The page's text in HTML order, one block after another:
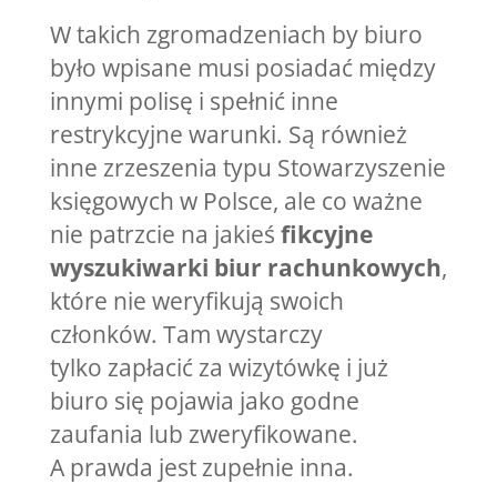
W takich zgromadzeniach by biuro
było wpisane musi posiadać między
innymi polisę i spełnić inne
restrykcyjne warunki. Są również
inne zrzeszenia typu Stowarzyszenie
księgowych w Polsce, ale co ważne
nie patrzcie na jakieś fikcyjne
wyszukiwarki biur rachunkowych,
które nie weryfikują swoich
członków. Tam wystarczy
tylko zapłacić za wizytówkę i już
biuro się pojawia jako godne
zaufania lub zweryfikowane.
A prawda jest zupełnie inna.